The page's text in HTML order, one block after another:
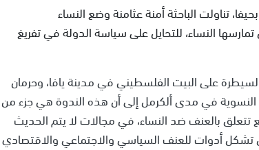
تناولت الباحثة أمنة عثامنة وضع النساء
النساء، للتحايل على سياسة الدولة في تفريغ
على البيت الفلسطيني في مدينة يافا، وحرمان
في مدى ألكرمل إلى أن هذه الندوة هي جزء من
بالعنف ضد النساء، في مجالات لا يتم الحديث
تشكل أدوات للعنف السياسي والاجتماعي والاقتصادي